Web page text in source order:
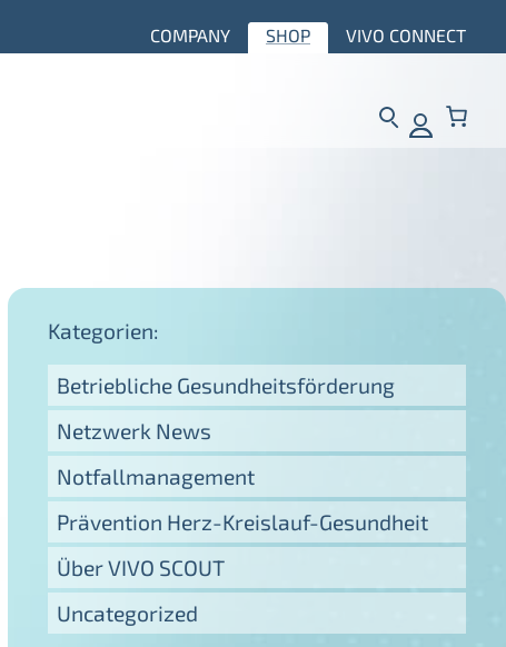
COMPANY SHOP VIVO CONNECT
Kategorien:
Betriebliche Gesundheitsförderung
Netzwerk News
Notfallmanagement
Prävention Herz-Kreislauf-Gesundheit
Über VIVO SCOUT
Uncategorized